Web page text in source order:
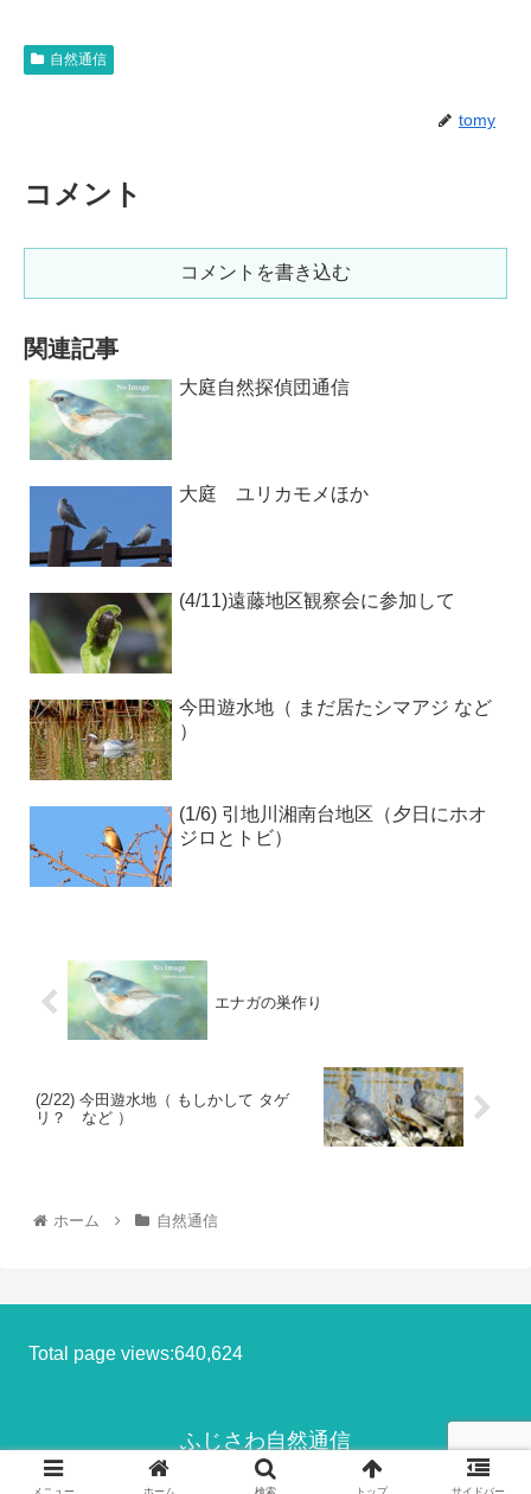
自然通信
tomy
コメント
コメントを書き込む
関連記事
大庭自然探偵団通信
大庭 ユリカモメほか
(4/11)遠藤地区観察会に参加して
今田遊水地（ まだ居たシマアジ など
）
(1/6) 引地川湘南台地区（夕日にホオ
ジロとトビ）
エナガの巣作り
(2/22) 今田遊水地（ もしかして タゲ
リ？ など ）
ホーム 自然通信
Total page views:640,624
ふじさわ自然通信
© 2013-2026 ふじさわ自然通信.
メニュー ホーム 検索 トップ サイドバー